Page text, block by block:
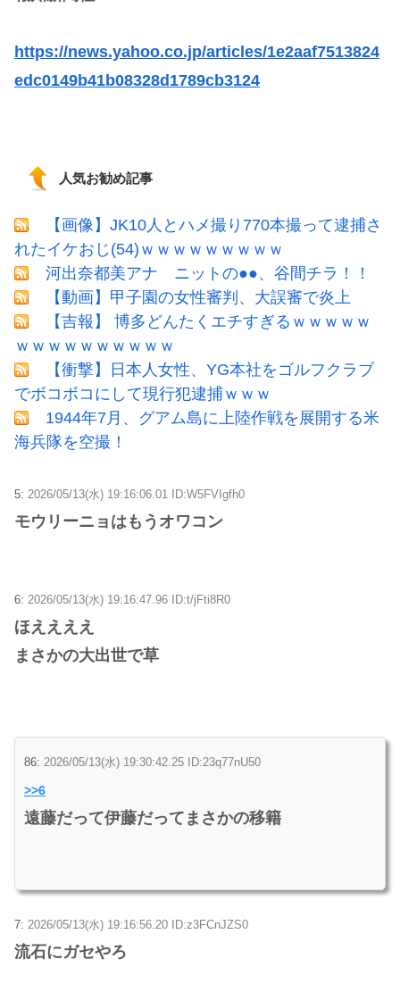
https://news.yahoo.co.jp/articles/1e2aaf7513824
edc0149b41b08328d1789cb3124
人気お勧め記事
【画像】JK10人とハメ撮り770本撮って逮捕さ
れたイケおじ(54)ｗｗｗｗｗｗｗｗｗ
河出奈都美アナ ニットの●●、谷間チラ！！
【動画】甲子園の女性審判、大誤審で炎上
【吉報】 博多どんたくエチすぎるｗｗｗｗｗ
ｗｗｗｗｗｗｗｗｗｗ
【衝撃】日本人女性、YG本社をゴルフクラブ
でボコボコにして現行犯逮捕ｗｗｗ
1944年7月、グアム島に上陸作戦を展開する米
海兵隊を空撮！
5: 2026/05/13(水) 19:16:06.01 ID:W5FVIgfh0
モウリーニョはもうオワコン
6: 2026/05/13(水) 19:16:47.96 ID:t/jFti8R0
ほええええ
まさかの大出世で草
86: 2026/05/13(水) 19:30:42.25 ID:23q77nU50
>>6
遠藤だって伊藤だってまさかの移籍
7: 2026/05/13(水) 19:16:56.20 ID:z3FCnJZS0
流石にガセやろ